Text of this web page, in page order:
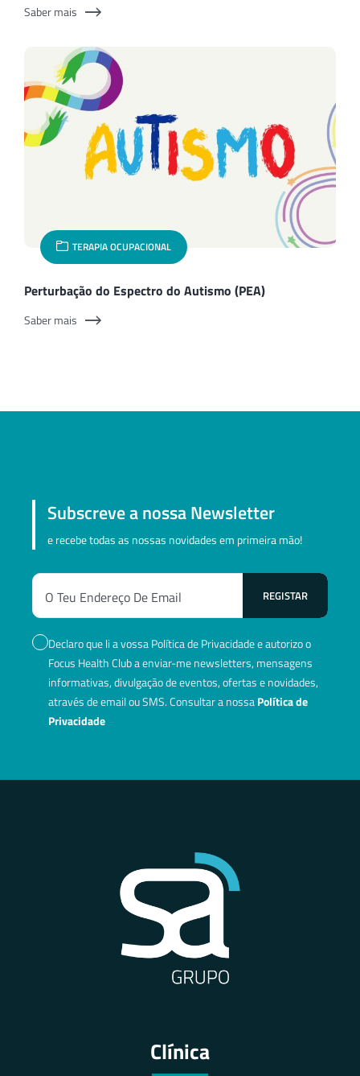
Saber mais
TERAPIA OCUPACIONAL
Perturbação do Espectro do Autismo (PEA)
Saber mais
Subscreve a nossa Newsletter
e recebe todas as nossas novidades em primeira mão!
Declaro que li a vossa Política de Privacidade e autorizo o
Focus Health Club a enviar-me newsletters, mensagens
informativas, divulgação de eventos, ofertas e novidades,
através de email ou SMS. Consultar a nossaPolítica de
Privacidade
Clínica